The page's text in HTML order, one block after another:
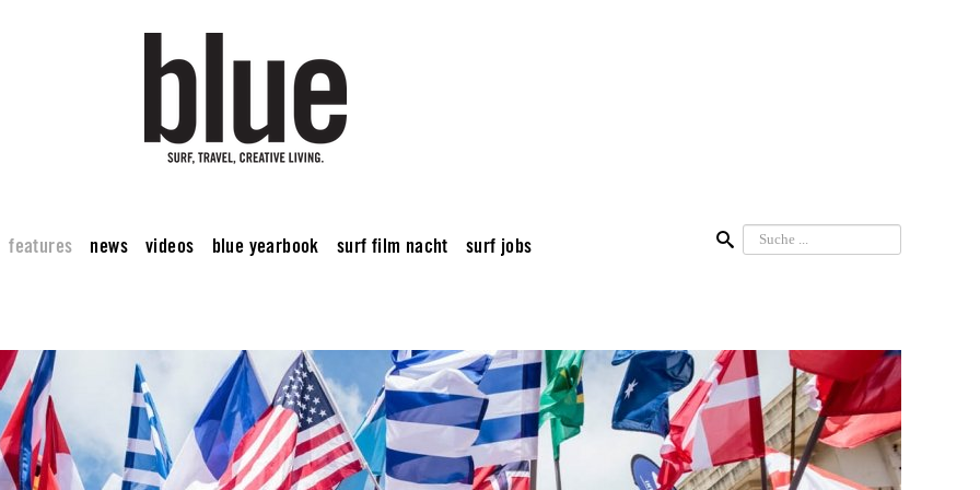
features news videos blue yearbook surf film nacht surf jobs Suchen